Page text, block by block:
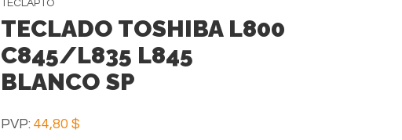
TECLAPTO
TECLADO TOSHIBA L800
C845/L835 L845
BLANCO SP
PVP:44,80 $